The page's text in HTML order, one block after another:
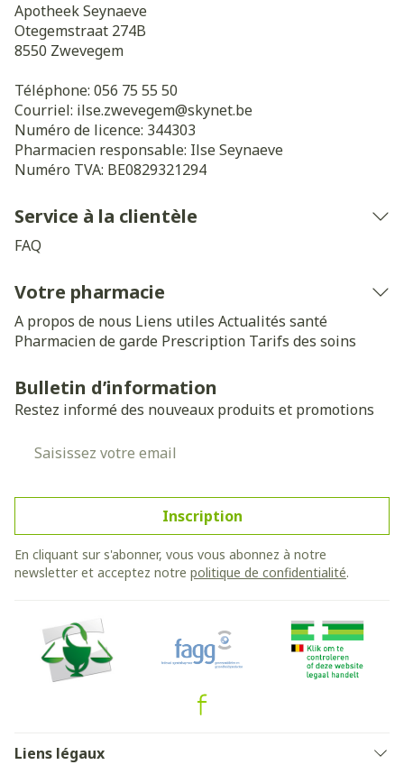
Apotheek Seynaeve
Otegemstraat 274B
8550 Zwevegem
Téléphone: 056 75 55 50
Courriel: ilse.zwevegem@skynet.be
Numéro de licence: 344303
Pharmacien responsable: Ilse Seynaeve
Numéro TVA: BE0829321294
Service à la clientèle
FAQ
Votre pharmacie
A propos de nous Liens utiles Actualités santé
Pharmacien de garde Prescription Tarifs des soins
Bulletin d’information
Restez informé des nouveaux produits et promotions
Inscription
En cliquant sur s'abonner, vous vous abonnez à notre
newsletter et acceptez notre politique de confidentialité.
Liens légaux